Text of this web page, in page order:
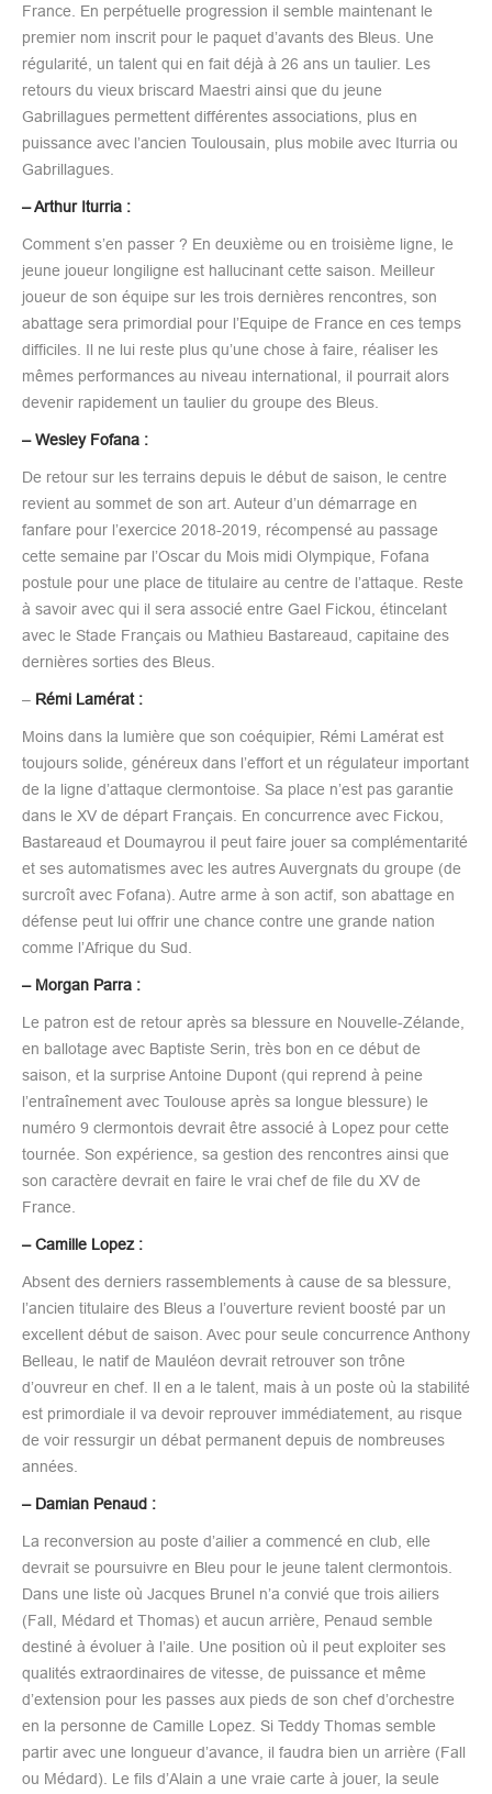
France. En perpétuelle progression il semble maintenant le
premier nom inscrit pour le paquet d’avants des Bleus. Une
régularité, un talent qui en fait déjà à 26 ans un taulier. Les
retours du vieux briscard Maestri ainsi que du jeune
Gabrillagues permettent différentes associations, plus en
puissance avec l’ancien Toulousain, plus mobile avec Iturria ou
Gabrillagues.
– Arthur Iturria :
Comment s’en passer ? En deuxième ou en troisième ligne, le
jeune joueur longiligne est hallucinant cette saison. Meilleur
joueur de son équipe sur les trois dernières rencontres, son
abattage sera primordial pour l’Equipe de France en ces temps
difficiles. Il ne lui reste plus qu’une chose à faire, réaliser les
mêmes performances au niveau international, il pourrait alors
devenir rapidement un taulier du groupe des Bleus.
– Wesley Fofana :
De retour sur les terrains depuis le début de saison, le centre
revient au sommet de son art. Auteur d’un démarrage en
fanfare pour l’exercice 2018-2019, récompensé au passage
cette semaine par l’Oscar du Mois midi Olympique, Fofana
postule pour une place de titulaire au centre de l’attaque. Reste
à savoir avec qui il sera associé entre Gael Fickou, étincelant
avec le Stade Français ou Mathieu Bastareaud, capitaine des
dernières sorties des Bleus.
– Rémi Lamérat :
Moins dans la lumière que son coéquipier, Rémi Lamérat est
toujours solide, généreux dans l’effort et un régulateur important
de la ligne d’attaque clermontoise. Sa place n’est pas garantie
dans le XV de départ Français. En concurrence avec Fickou,
Bastareaud et Doumayrou il peut faire jouer sa complémentarité
et ses automatismes avec les autres Auvergnats du groupe (de
surcroît avec Fofana). Autre arme à son actif, son abattage en
défense peut lui offrir une chance contre une grande nation
comme l’Afrique du Sud.
– Morgan Parra :
Le patron est de retour après sa blessure en Nouvelle-Zélande,
en ballotage avec Baptiste Serin, très bon en ce début de
saison, et la surprise Antoine Dupont (qui reprend à peine
l’entraînement avec Toulouse après sa longue blessure) le
numéro 9 clermontois devrait être associé à Lopez pour cette
tournée. Son expérience, sa gestion des rencontres ainsi que
son caractère devrait en faire le vrai chef de file du XV de
France.
– Camille Lopez :
Absent des derniers rassemblements à cause de sa blessure,
l’ancien titulaire des Bleus a l’ouverture revient boosté par un
excellent début de saison. Avec pour seule concurrence Anthony
Belleau, le natif de Mauléon devrait retrouver son trône
d’ouvreur en chef. Il en a le talent, mais à un poste où la stabilité
est primordiale il va devoir reprouver immédiatement, au risque
de voir ressurgir un débat permanent depuis de nombreuses
années.
– Damian Penaud :
La reconversion au poste d’ailier a commencé en club, elle
devrait se poursuivre en Bleu pour le jeune talent clermontois.
Dans une liste où Jacques Brunel n’a convié que trois ailiers
(Fall, Médard et Thomas) et aucun arrière, Penaud semble
destiné à évoluer à l’aile. Une position où il peut exploiter ses
qualités extraordinaires de vitesse, de puissance et même
d’extension pour les passes aux pieds de son chef d’orchestre
en la personne de Camille Lopez. Si Teddy Thomas semble
partir avec une longueur d’avance, il faudra bien un arrière (Fall
ou Médard). Le fils d’Alain a une vraie carte à jouer, la seule